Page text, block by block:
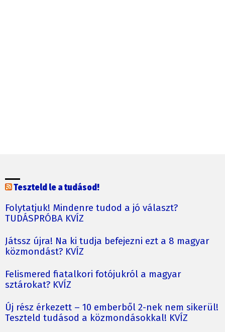
Teszteld le a tudásod!
Folytatjuk! Mindenre tudod a jó választ?
TUDÁSPRÓBA KVÍZ
Játssz újra! Na ki tudja befejezni ezt a 8 magyar
közmondást? KVÍZ
Felismered fiatalkori fotójukról a magyar
sztárokat? KVÍZ
Új rész érkezett – 10 emberből 2-nek nem sikerül!
Teszteld tudásod a közmondásokkal! KVÍZ